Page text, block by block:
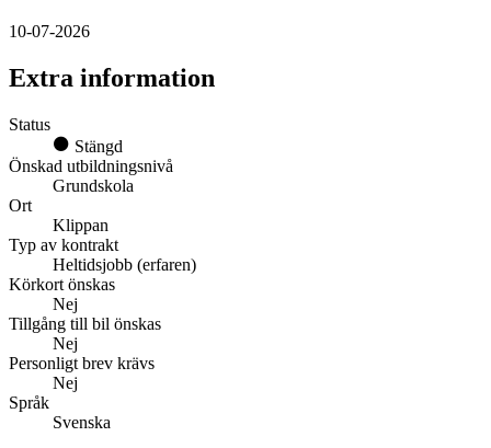
10-07-2026
Extra information
Status
Stängd
Önskad utbildningsnivå
Grundskola
Ort
Klippan
Typ av kontrakt
Heltidsjobb (erfaren)
Körkort önskas
Nej
Tillgång till bil önskas
Nej
Personligt brev krävs
Nej
Språk
Svenska